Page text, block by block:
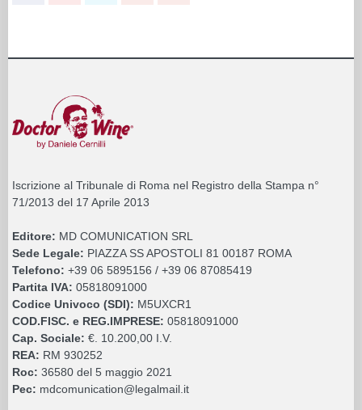
Iscrizione al Tribunale di Roma nel Registro della Stampa n°
71/2013 del 17 Aprile 2013
Editore: MD COMUNICATION SRL
Sede Legale: PIAZZA SS APOSTOLI 81 00187 ROMA
Telefono: +39 06 5895156 / +39 06 87085419
Partita IVA: 05818091000
Codice Univoco (SDI): M5UXCR1
COD.FISC. e REG.IMPRESE: 05818091000
Cap. Sociale: €. 10.200,00 I.V.
REA: RM 930252
Roc: 36580 del 5 maggio 2021
Pec: mdcomunication@legalmail.it